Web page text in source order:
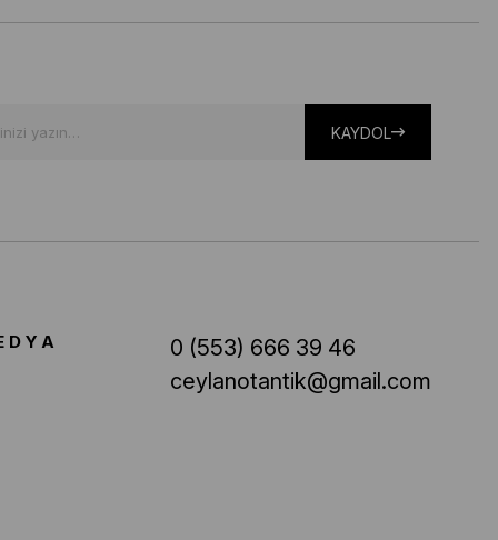
KAYDOL
0 (553) 666 39 46
ceylanotantik@gmail.com